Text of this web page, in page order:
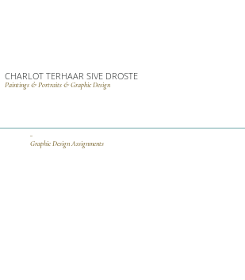
CHARLOT TERHAAR SIVE DROSTE
Paintings & Portraits & Graphic Design
Graphic Design Assignments